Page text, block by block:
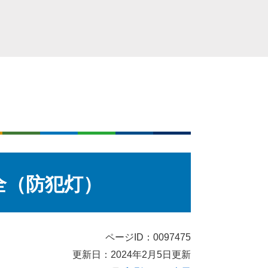
防犯灯）
ページID：0097475
更新日：2024年2月5日更新